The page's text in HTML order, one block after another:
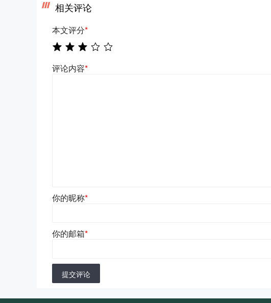
相关评论
本文评分*
评论内容*
你的昵称*
你的邮箱*
提交评论